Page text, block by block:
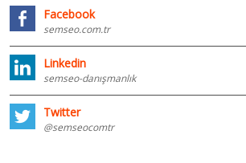
Facebook
semseo.com.tr
Linkedin
semseo-danışmanlık
Twitter
@semseocomtr